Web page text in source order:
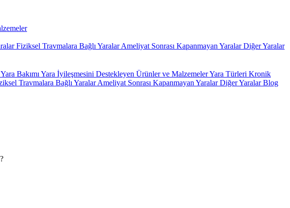
Fiziksel Travmalara Bağlı YaralarAmeliyat Sonrası Kapanmayan YaralarDiğer Yaralar
Bakımı Yara İyileşmesini Destekleyen Ürünler ve MalzemelerYara Türleri Kronik
Travmalara Bağlı YaralarAmeliyat Sonrası Kapanmayan YaralarDiğer YaralarBlog